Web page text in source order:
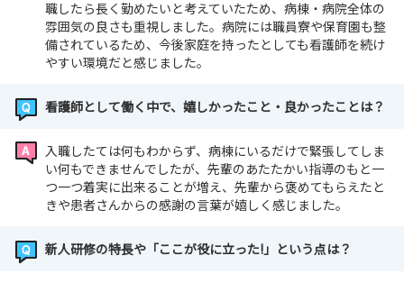
職したら長く勤めたいと考えていたため、病棟・病院全体の
雰囲気の良さも重視しました。病院には職員寮や保育園も整
備されているため、今後家庭を持ったとしても看護師を続け
やすい環境だと感じました。
看護師として働く中で、嬉しかったこと・良かったことは？
入職したては何もわからず、病棟にいるだけで緊張してしま
い何もできませんでしたが、先輩のあたたかい指導のもと一
つ一つ着実に出来ることが増え、先輩から褒めてもらえたと
きや患者さんからの感謝の言葉が嬉しく感じました。
新人研修の特長や「ここが役に立った!」という点は？